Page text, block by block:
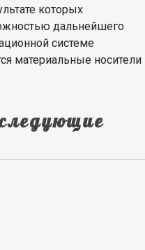
которых
дальнейшего
системе
материальные носители